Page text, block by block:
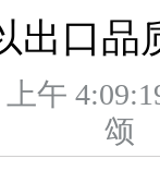
出口品
上午